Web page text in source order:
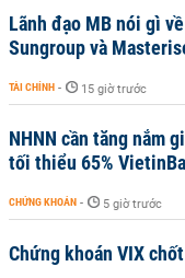
Lãnh đạo MB nói gì
Sungroup và
TÀI CHÍNH - 15 giờ trước
NHNN cần tăng nắm
tối thiểu 65%
CHỨNG KHOÁN - 5 giờ trước
Chứng khoán VIX